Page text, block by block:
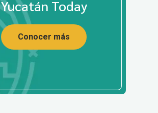
Yucatán Today
Conocer más